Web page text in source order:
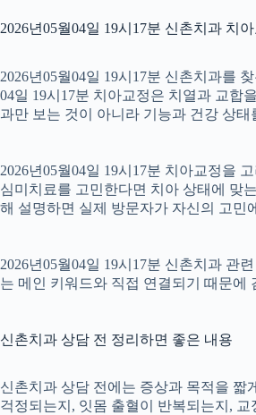
2026년05월04일 19시17분 신촌치과 치
2026년05월04일 19시17분 신촌치과를
04일 19시17분 치아교정은 치열과 교합
과만 보는 것이 아니라 기능과 건강 상태
2026년05월04일 19시17분 치아교정을
심미치료를 고민한다면 치아 상태에 맞
해 설명하면 실제 방문자가 자신의 고민
2026년05월04일 19시17분 신촌치과 관
는 메인 키워드와 직접 연결되기 때문에
신촌치과 상담 전 정리하면 좋은 내용
신촌치과 상담 전에는 증상과 목적을 짧
걱정되는지, 잇몸 출혈이 반복되는지,